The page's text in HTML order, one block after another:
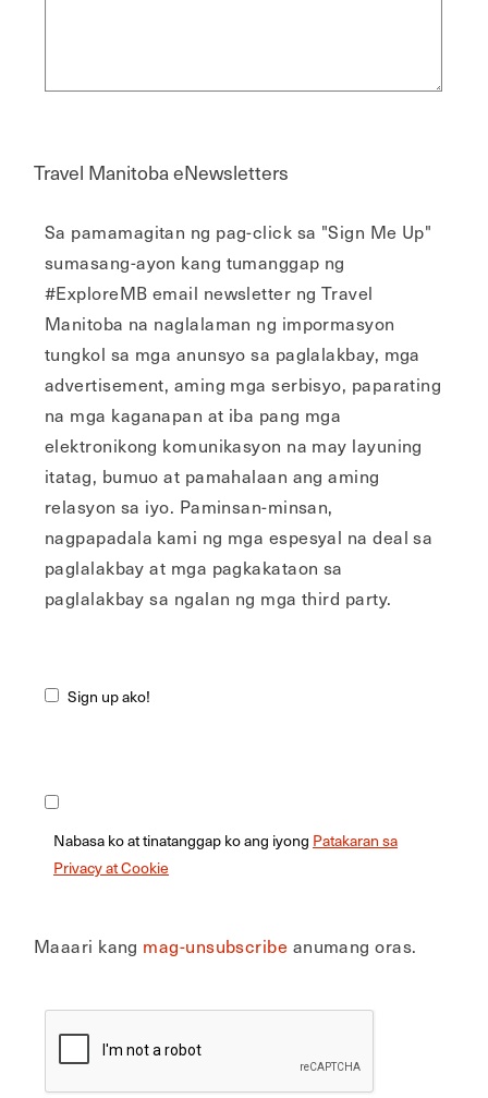
Travel Manitoba eNewsletters
Sa pamamagitan ng pag-click sa "Sign Me Up"
sumasang-ayon kang tumanggap ng
#ExploreMB email newsletter ng Travel
Manitoba na naglalaman ng impormasyon
tungkol sa mga anunsyo sa paglalakbay, mga
advertisement, aming mga serbisyo, paparating
na mga kaganapan at iba pang mga
elektronikong komunikasyon na may layuning
itatag, bumuo at pamahalaan ang aming
relasyon sa iyo. Paminsan-minsan,
nagpapadala kami ng mga espesyal na deal sa
paglalakbay at mga pagkakataon sa
paglalakbay sa ngalan ng mga third party.
Sign up ako!
Nabasa ko at tinatanggap ko ang iyong Patakaran sa
Privacy at Cookie
Maaari kang mag-unsubscribe anumang oras.